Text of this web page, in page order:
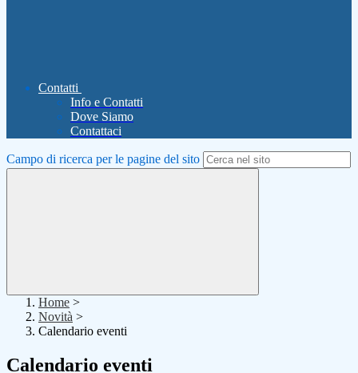
Contatti
Info e Contatti
Dove Siamo
Contattaci
Campo di ricerca per le pagine del sito
Home >
Novità >
Calendario eventi
Calendario eventi